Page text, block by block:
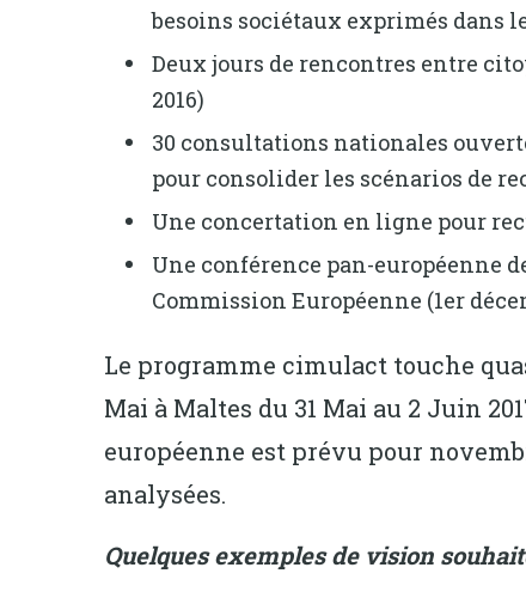
besoins sociétaux exprimés dans
Deux jours de rencontres entre
2016)
30 consultations nationales
pour consolider les scénarios de
Une concertation en ligne pour
Une conférence pan-européenne
Commission Européenne (1er
Le programme cimulact touche
Mai à Maltes du 31 Mai au 2 Juin
européenne est prévu pour
analysées.
Quelques exemples de vision